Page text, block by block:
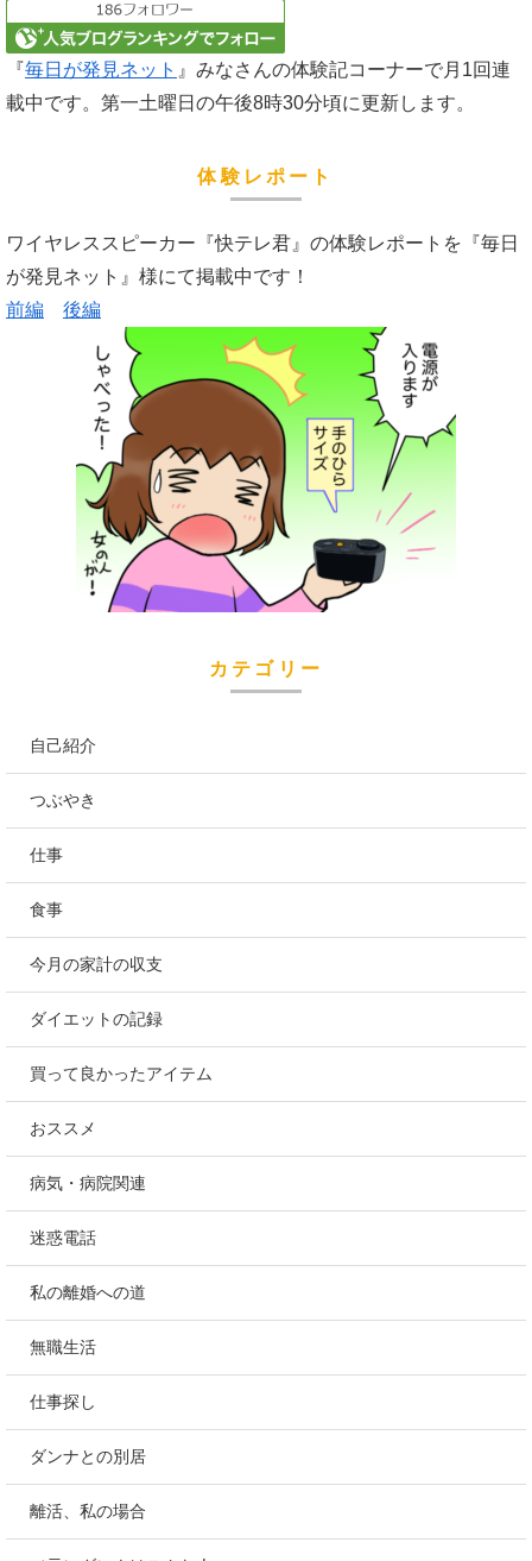
『毎日が発見ネット 』みなさんの体験記コーナーで月1回連
載中です。第一土曜日の午後8時30分頃に更新します。
体験レポート
ワイヤレススピーカー『快テレ君』の体験レポートを『毎日
が発見ネット』様にて掲載中です！
前編
後編
カテゴリー
自己紹介
つぶやき
仕事
食事
今月の家計の収支
ダイエットの記録
買って良かったアイテム
おススメ
病気・病院関連
迷惑電話
私の離婚への道
無職生活
仕事探し
ダンナとの別居
離活、私の場合